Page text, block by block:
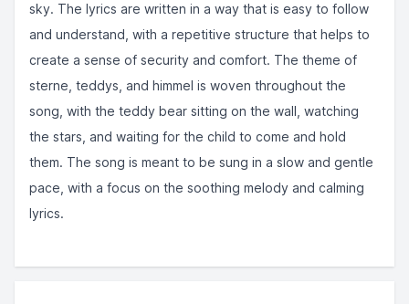
sky. The lyrics are written in a way that is easy to follow
and understand, with a repetitive structure that helps to
create a sense of security and comfort. The theme of
sterne, teddys, and himmel is woven throughout the
song, with the teddy bear sitting on the wall, watching
the stars, and waiting for the child to come and hold
them. The song is meant to be sung in a slow and gentle
pace, with a focus on the soothing melody and calming
lyrics.